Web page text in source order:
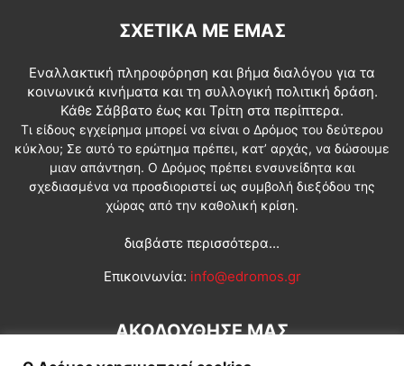
ΣΧΕΤΙΚΆ ΜΕ ΕΜΆΣ
Εναλλακτική πληροφόρηση και βήμα διαλόγου για τα
κοινωνικά κινήματα και τη συλλογική πολιτική δράση.
Κάθε Σάββατο έως και Τρίτη στα περίπτερα.
Τι είδους εγχείρημα μπορεί να είναι ο Δρόμος του δεύτερου
κύκλου; Σε αυτό το ερώτημα πρέπει, κατ’ αρχάς, να δώσουμε
μιαν απάντηση. Ο Δρόμος πρέπει ενσυνείδητα και
σχεδιασμένα να προσδιοριστεί ως συμβολή διεξόδου της
χώρας από την καθολική κρίση.
διαβάστε περισσότερα...
Επικοινωνία: info@edromos.gr
ΑΚΟΛΟΥΘΗΣΕ ΜΑΣ